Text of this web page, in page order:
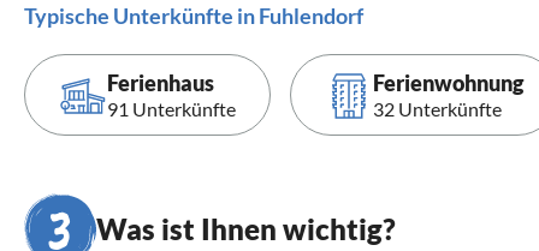
Typische Unterkünfte in Fuhlendorf
Ferienhaus
91 Unterkünfte
Ferienwohnung
32 Unterkünfte
Was ist Ihnen wichtig?